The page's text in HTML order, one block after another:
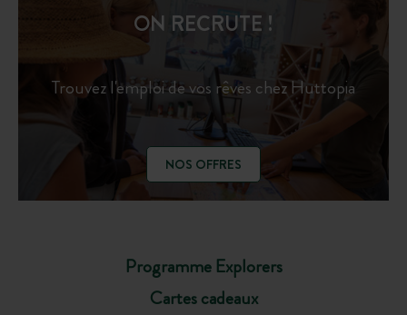
Programme Explorers
Cartes cadeaux
ON RECRUTE !
Trouvez l'emploi de vos rêves chez Huttopia
NOS OFFRES